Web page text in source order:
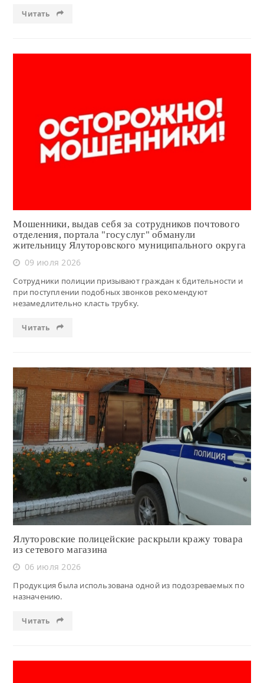
Читать
Читать
Мошенники, выдав себя за сотрудников почтового
отделения, портала "госуслуг" обманули
жительницу Ялуторовского муниципального округа
09 июля 2026
Сотрудники полиции призывают граждан к бдительности и
при поступлении подобных звонков рекомендуют
незамедлительно класть трубку.
Читать
Читать
Ялуторовские полицейские раскрыли кражу товара
из сетевого магазина
06 июля 2026
Продукция была использована одной из подозреваемых по
назначению.
Читать